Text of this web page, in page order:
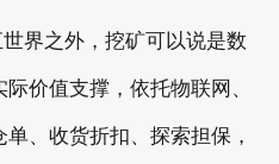
界之外，挖矿可以说是数
价值支撑，依托物联网、
、收货折扣、探索担保，